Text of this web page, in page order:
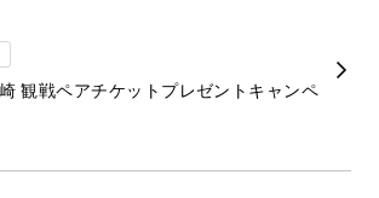
観戦ペアチケットプレゼントキャンペ